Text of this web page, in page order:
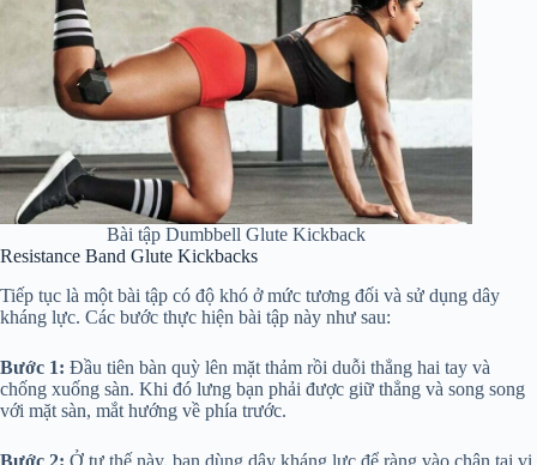
Bài tập Dumbbell Glute Kickback
Resistance Band Glute Kickbacks
Tiếp tục là một bài tập có độ khó ở mức tương đối và sử dụng dây
kháng lực. Các bước thực hiện bài tập này như sau:
Bước 1: Đầu tiên bàn quỳ lên mặt thảm rồi duỗi thẳng hai tay và
chống xuống sàn. Khi đó lưng bạn phải được giữ thẳng và song song
với mặt sàn, mắt hướng về phía trước.
Bước 2: Ở tư thế này, bạn dùng dây kháng lực để ràng vào chân tại vị